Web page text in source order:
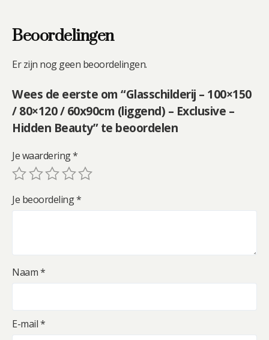
Beoordelingen
Er zijn nog geen beoordelingen.
Wees de eerste om “Glasschilderij – 100×150
/ 80×120 / 60x90cm (liggend) – Exclusive –
Hidden Beauty” te beoordelen
Je waardering*
Je beoordeling*
Naam*
E-mail*